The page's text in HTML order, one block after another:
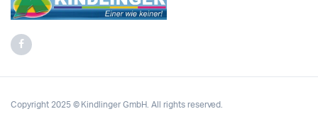
Copyright 2025 © Kindlinger GmbH. All rights reserved.